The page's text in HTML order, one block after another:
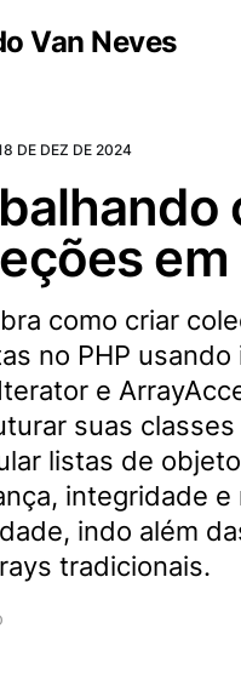
Van Neves
DE DEZ DE 2024
em
como criar
no PHP
e
suas classes
listas de
integridade e
indo além
tradicionais.